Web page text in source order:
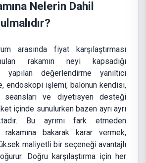
Nelerin Dahil
arasında fiyat karşılaştırması
rakamın neyi kapsadığı
yapılan değerlendirme yanıltıcı
endoskopi işlemi, balonun kendisi,
seansları ve diyetisyen desteği
içinde sunulurken bazen ayrı ayrı
Bu ayrımı fark etmeden
rakamına bakarak karar vermek,
maliyetli bir seçeneği avantajlı
Doğru karşılaştırma için her